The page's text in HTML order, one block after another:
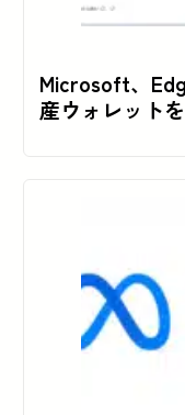
Microsoft、
産ウォレット